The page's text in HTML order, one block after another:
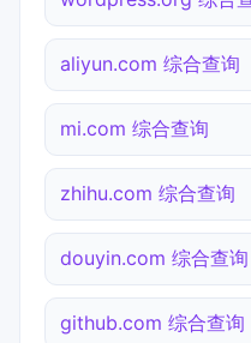
aliyun.com 综合查询
mi.com 综合查询
zhihu.com 综合查询
douyin.com 综合查询
github.com 综合查询